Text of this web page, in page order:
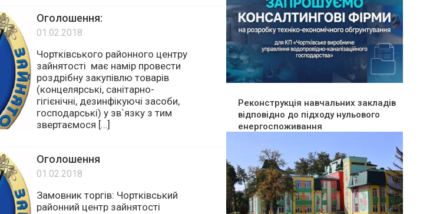
на каналі за […]
Оголошення:
01.02.2018
Чортківського районного центру
зайнятості має намір провести
роздрібну закупівлю товарів
(концелярські, санітарно-
звертаємося […]
Оголошення
01.02.2018
Реконструкція навчальних закладів
відповідно до підходу нульового
енергоспоживання